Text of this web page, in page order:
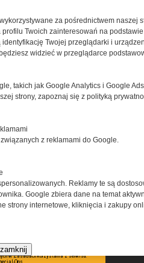
cookies do przechowywania
Pliki cookies stosujemy
najwyższym poziomie,
do indywidualnych potrzeb.
zamieszczane w Twoim
momencie możesz
dotyczących
się z naszą
o cookies
Jakiekolwiek dalsze rozpowszechnianie
i zamieszczonych w nim utworów i danych
w Zasadach korzystania z serwisu.
Ops
za pośrednictwem naszej
Twoich zainteresowań na
Twojej przeglądarki i
widzieć w przeglądarce
takich jak Google Analytics i Google
strony, zapoznaj się z polityką
z reklamami do Google.
Reklamy te są
Google zbiera dane na temat
strony internetowe, kliknięcia i zakupy